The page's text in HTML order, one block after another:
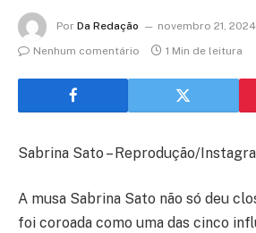
Por Da Redação
novembro 21, 2024
Nenhum comentário
1 Min de leitura
Sabrina Sato – Reprodução/
A musa Sabrina Sato não só deu
foi coroada como uma das cinco